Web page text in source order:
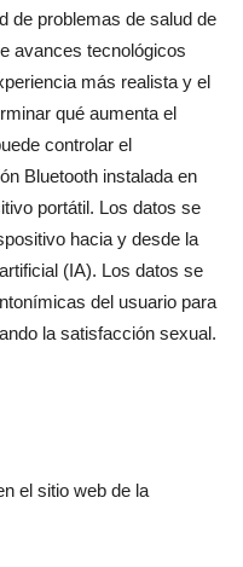
de problemas de salud de
avances tecnológicos
más realista y el
qué aumenta el
controlar el
Bluetooth instalada en
portátil. Los datos se
hacia y desde la
(IA). Los datos se
del usuario para
la satisfacción sexual.
el sitio web de la